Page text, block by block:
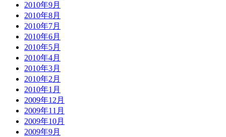
2010年9月
2010年8月
2010年7月
2010年6月
2010年5月
2010年4月
2010年3月
2010年2月
2010年1月
2009年12月
2009年11月
2009年10月
2009年9月